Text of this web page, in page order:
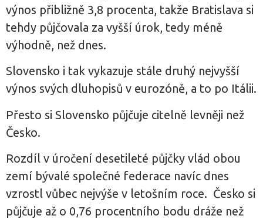
výnos přibližně 3,8 procenta, takže Bratislava si
tehdy půjčovala za vyšší úrok, tedy méně
výhodně, než dnes.
Slovensko i tak vykazuje stále druhý nejvyšší
výnos svých dluhopisů v eurozóně, a to po Itálii.
Přesto si Slovensko půjčuje citelně levněji než
Česko.
Rozdíl v úročení desetileté půjčky vlád obou
zemí bývalé společné federace navíc dnes
vzrostl vůbec nejvýše v letošním roce. Česko si
půjčuje až o 0,76 procentního bodu dráže než